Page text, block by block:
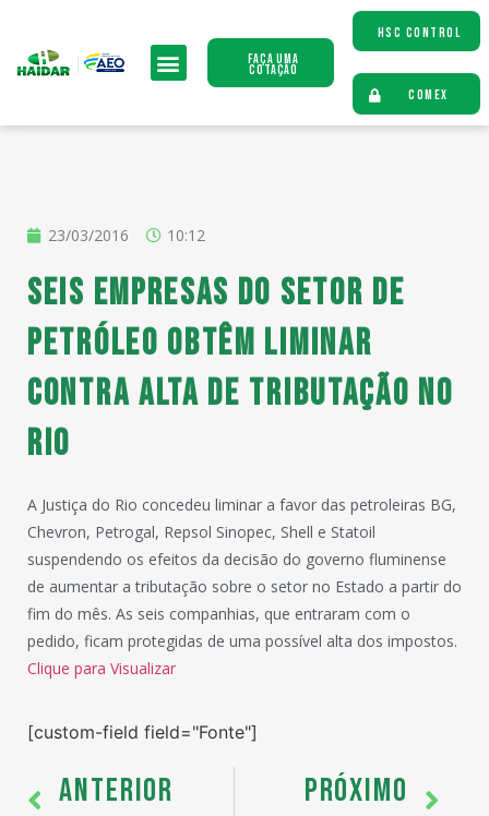
Faça uma
Cotação
HSC CONTROL
COMEX
23/03/2016 10:12
Seis empresas do setor de
petróleo obtêm liminar
contra alta de tributação no
Rio
A Justiça do Rio concedeu liminar a favor das petroleiras BG,
Chevron, Petrogal, Repsol Sinopec, Shell e Statoil
suspendendo os efeitos da decisão do governo fluminense
de aumentar a tributação sobre o setor no Estado a partir do
fim do mês. As seis companhias, que entraram com o
pedido, ficam protegidas de uma possível alta dos impostos.
Clique para Visualizar
[custom-field field="Fonte"]
ANTERIOR PRÓXIMO